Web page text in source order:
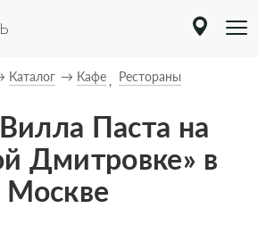
Каталог Кафе Рестораны
Паста на
Дмитровке» в
Москве